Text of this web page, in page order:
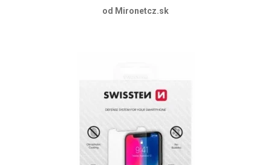
od Mironetcz.sk